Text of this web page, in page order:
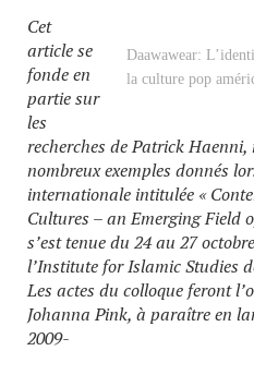
Daawawear:
la culture pop
Cet
article se
fonde en
partie sur
les
recherches de Patrick
nombreux exemples donnés
internationale intitulée «
Cultures – an Emerging Field
s’est tenue du 24 au 27
l’Institute for Islamic Studies
Les actes du colloque feront
Johanna Pink, à paraître en
2009-